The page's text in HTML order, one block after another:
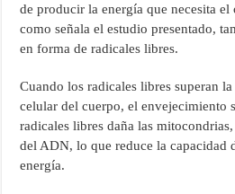
de producir la energía que necesita el
como señala el estudio presentado,
en forma de radicales libres.
Cuando los radicales libres superan
celular del cuerpo, el envejecimiento
radicales libres daña las
del ADN, lo que reduce la capacidad
energía.